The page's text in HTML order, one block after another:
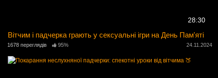
28:30
Вітчим і падчерка грають у сексуальні ігри на День Пам'яті
1678 переглядів 95% 24.11.2024